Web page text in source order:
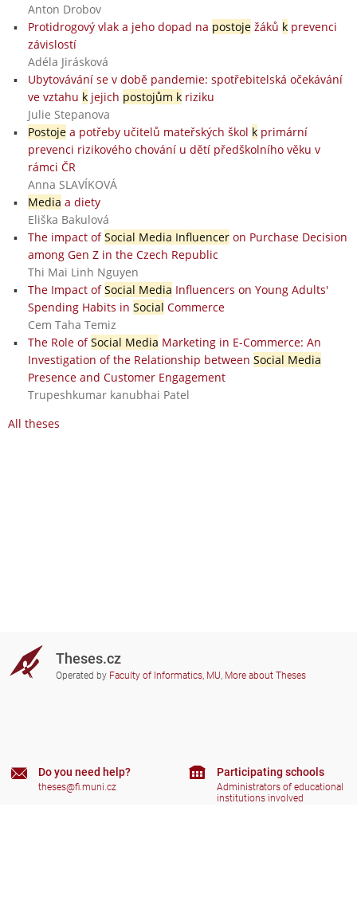
Anton Drobov
Protidrogový vlak a jeho dopad na postoježáků kprevenci
závislostí
Adéla Jirásková
Ubytovávání se v době pandemie: spotřebitelská očekávání
ve vztahu kjejich postojům kriziku
Julie Stepanova
Postojea potřeby učitelů mateřských škol kprimární
prevenci rizikového chování u dětí předškolního věku v
rámci ČR
Anna SLAVÍKOVÁ
Media a diety
Eliška Bakulová
The impact ofSocial Media Influenceron Purchase Decision
among Gen Z in the Czech Republic
Thi Mai Linh Nguyen
The Impact ofSocial Media Influencers on Young Adults'
Spending Habits in Social Commerce
Cem Taha Temiz
The Role ofSocial Media Marketing in E-Commerce: An
Investigation of the Relationship between Social Media
Presence and Customer Engagement
Trupeshkumar kanubhai Patel
All theses
Theses.cz
Operated by Faculty of Informatics, MU, More about Theses
Do you need help?
theses@fi.muni.cz
Participating schools
Administrators of educational
institutions involved